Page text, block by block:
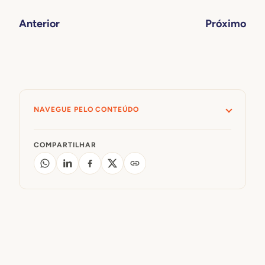
NAVEGUE PELO CONTEÚDO
COMPARTILHAR
Anterior Próximo